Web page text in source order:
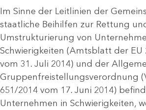
Im Sinne der Leitlinien der
staatliche Beihilfen zur Rettung
Umstrukturierung von
Schwierigkeiten (Amtsblatt der EU
vom 31. Juli 2014) und der
Gruppenfreistellungsverordnung
651/2014 vom 17. Juni 2014)
Unternehmen in Schwierigkeiten,